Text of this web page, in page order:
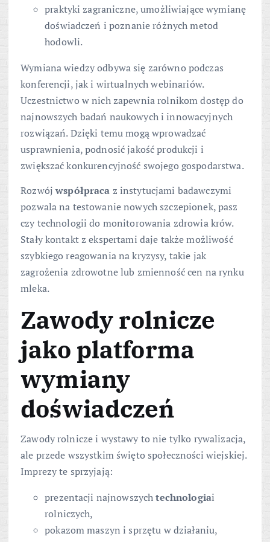
praktyki zagraniczne, umożliwiające wymianę
doświadczeń i poznanie różnych metod
hodowli.
Wymiana wiedzy odbywa się zarówno podczas
konferencji, jak i wirtualnych webinariów.
Uczestnictwo w nich zapewnia rolnikom dostęp do
najnowszych badań naukowych i innowacyjnych
rozwiązań. Dzięki temu mogą wprowadzać
usprawnienia, podnosić jakość produkcji i
zwiększać konkurencyjność swojego gospodarstwa.
Rozwójwspółpraca z instytucjami badawczymi
pozwala na testowanie nowych szczepionek, pasz
czy technologii do monitorowania zdrowia krów.
Stały kontakt z ekspertami daje także możliwość
szybkiego reagowania na kryzysy, takie jak
zagrożenia zdrowotne lub zmienność cen na rynku
mleka.
Zawody rolnicze
jako platforma
wymiany
doświadczeń
Zawody rolnicze i wystawy to nie tylko rywalizacja,
ale przede wszystkim święto społeczności wiejskiej.
Imprezy te sprzyjają:
prezentacji najnowszychtechnologiai
rolniczych,
pokazom maszyn i sprzętu w działaniu,